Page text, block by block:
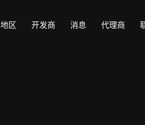
地区 开发商 消息 代理商